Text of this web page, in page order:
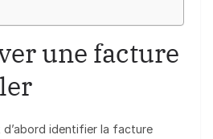
une facture
identifier la facture